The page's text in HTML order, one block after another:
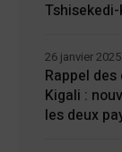
Rappel
Kigali :
les deux
26 janvier 2025